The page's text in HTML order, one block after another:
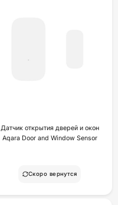
Датчик открытия дверей и окон
Aqara Door and Window Sensor
Скоро вернутся